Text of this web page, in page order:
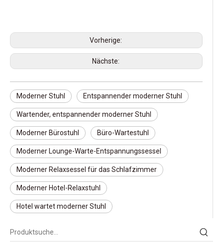
Vorherige:
Nächste:
Moderner Stuhl Entspannender moderner Stuhl
Wartender, entspannender moderner Stuhl
Moderner Bürostuhl Büro-Wartestuhl
Moderner Lounge-Warte-Entspannungssessel
Moderner Relaxsessel für das Schlafzimmer
Moderner Hotel-Relaxstuhl
Hotel wartet moderner Stuhl